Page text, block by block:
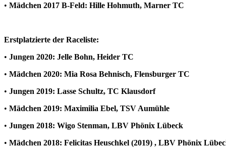
• Mädchen 2017 B-Feld: Hille Hohmuth, Marner TC
Erstplatzierte der Raceliste:
• Jungen 2020: Jelle Bohn, Heider TC
• Mädchen 2020: Mia Rosa Behnisch, Flensburger TC
• Jungen 2019: Lasse Schultz, TC Klausdorf
• Mädchen 2019: Maximilia Ebel, TSV Aumühle
• Jungen 2018: Wigo Stenman, LBV Phönix Lübeck
• Mädchen 2018: Felicitas Heuschkel (2019) , LBV Phönix